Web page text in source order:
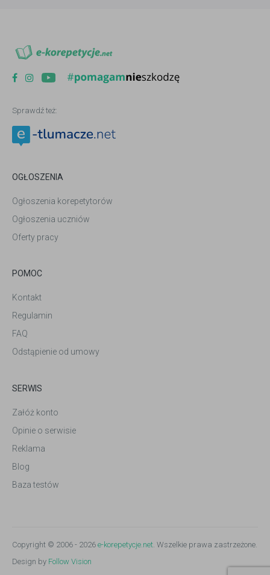
Sprawdź też:
OGŁOSZENIA
Ogłoszenia korepetytorów
Ogłoszenia uczniów
Oferty pracy
POMOC
Kontakt
Regulamin
FAQ
Odstąpienie od umowy
SERWIS
Załóż konto
Opinie o serwisie
Reklama
Blog
Baza testów
Copyright © 2006 - 2026 e-korepetycje.net . Wszelkie prawa zastrzeżone.
Design by Follow Vision